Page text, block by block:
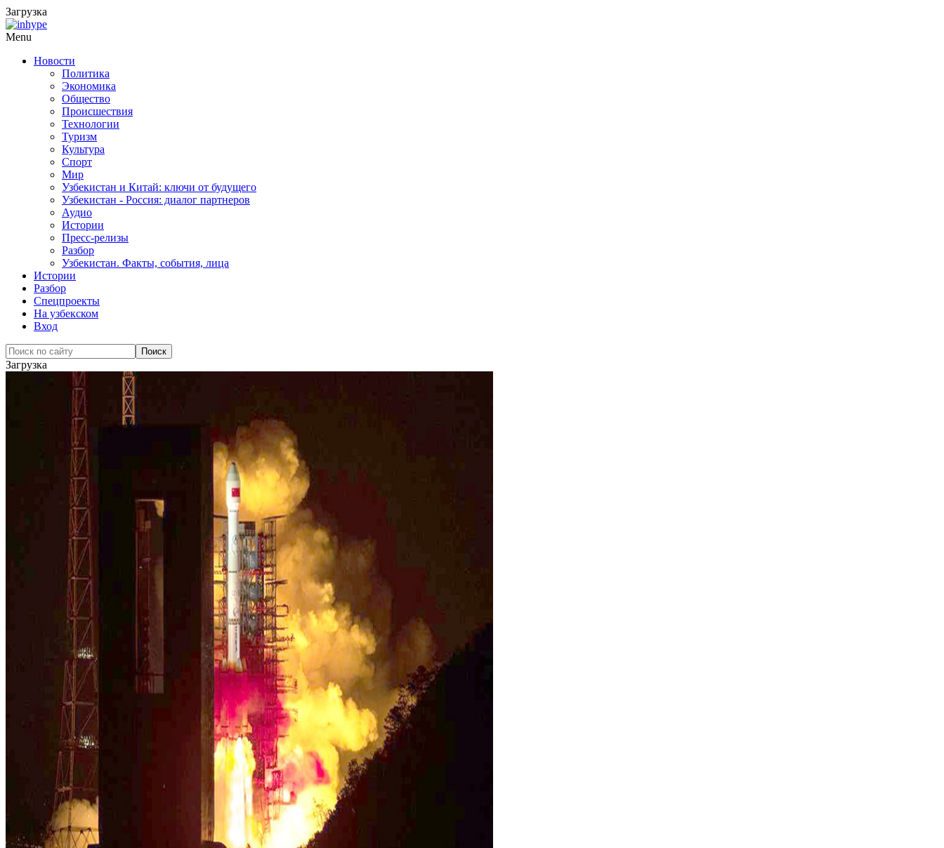
Загрузка
Menu
Новости
Политика
Экономика
Общество
Происшествия
Технологии
Туризм
Культура
Спорт
Мир
Узбекистан и Китай: ключи от будущего
Узбекистан - Россия: диалог партнеров
Аудио
Истории
Пресс-релизы
Разбор
Узбекистан. Факты, события, лица
Истории
Разбор
Спецпроекты
На узбекском
Вход
Загрузка